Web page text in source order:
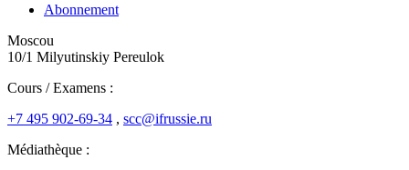
Abonnement
Moscou
10/1 Milyutinskiy Pereulok
Cours / Examens :
+7 495 902-69-34 , scc@ifrussie.ru
Médiathèque :